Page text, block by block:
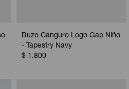
Buzo Canguro Logo Gap Niño
- Tapestry Navy
$ 1.800